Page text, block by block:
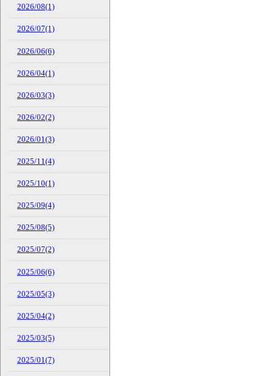
2026/08(1)
2026/07(1)
2026/06(6)
2026/04(1)
2026/03(3)
2026/02(2)
2026/01(3)
2025/11(4)
2025/10(1)
2025/09(4)
2025/08(5)
2025/07(2)
2025/06(6)
2025/05(3)
2025/04(2)
2025/03(5)
2025/01(7)